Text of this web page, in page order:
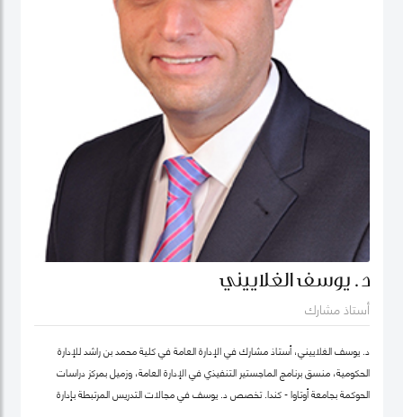
د. يوسف الغلاييني
أستاذ مشارك
د. يوسف الغلاييني، أستاذ مشارك في الإدارة العامة في كلية محمد بن راشد للإدارة
الحكومية، منسق برنامج الماجستير التنفيذي في الإدارة العامة، وزميل بمركز دراسات
الحوكمة بجامعة أوتاوا - كندا. تَخصص د. يوسف في مجالات التدريس المرتبطة بإدارة